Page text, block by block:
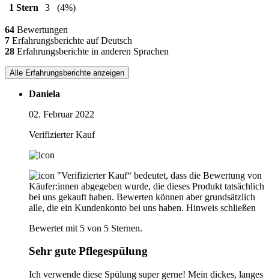
1 Stern
3 (4%)
64 Bewertungen
7 Erfahrungsberichte auf Deutsch
28 Erfahrungsberichte in anderen Sprachen
Alle Erfahrungsberichte anzeigen
Daniela
02. Februar 2022
Verifizierter Kauf
"Verifizierter Kauf“ bedeutet, dass die Bewertung von
Käufer:innen abgegeben wurde, die dieses Produkt tatsächlich
bei uns gekauft haben. Bewerten können aber grundsätzlich
alle, die ein Kundenkonto bei uns haben. Hinweis schließen
Bewertet mit 5 von 5 Sternen.
Sehr gute Pflegespülung
Ich verwende diese Spülung super gerne! Mein dickes, langes